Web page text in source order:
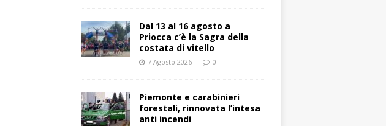
Dal 13 al 16 agosto a
Priocca c’è la Sagra della
costata di vitello
7 Agosto 2026 0
Piemonte e carabinieri
forestali, rinnovata l’intesa
anti incendi